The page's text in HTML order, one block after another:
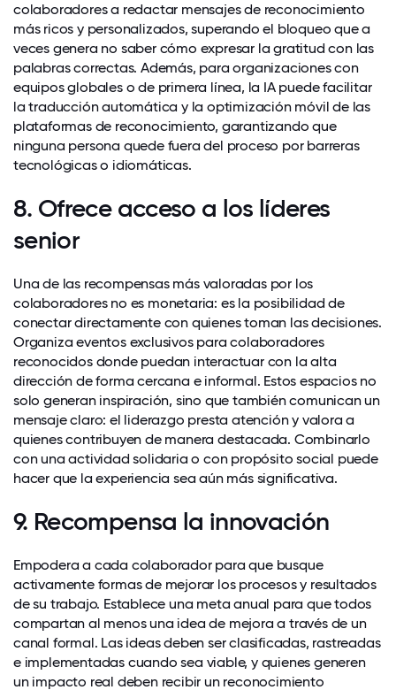
colaboradores a redactar mensajes de reconocimiento
más ricos y personalizados, superando el bloqueo que a
veces genera no saber cómo expresar la gratitud con las
palabras correctas. Además, para organizaciones con
equipos globales o de primera línea, la IA puede facilitar
la traducción automática y la optimización móvil de las
plataformas de reconocimiento, garantizando que
ninguna persona quede fuera del proceso por barreras
tecnológicas o idiomáticas.
8. Ofrece acceso a los líderes
senior
Una de las recompensas más valoradas por los
colaboradores no es monetaria: es la posibilidad de
conectar directamente con quienes toman las decisiones.
Organiza eventos exclusivos para colaboradores
reconocidos donde puedan interactuar con la alta
dirección de forma cercana e informal. Estos espacios no
solo generan inspiración, sino que también comunican un
mensaje claro: el liderazgo presta atención y valora a
quienes contribuyen de manera destacada. Combinarlo
con una actividad solidaria o con propósito social puede
hacer que la experiencia sea aún más significativa.
9. Recompensa la innovación
Empodera a cada colaborador para que busque
activamente formas de mejorar los procesos y resultados
de su trabajo. Establece una meta anual para que todos
compartan al menos una idea de mejora a través de un
canal formal. Las ideas deben ser clasificadas, rastreadas
e implementadas cuando sea viable, y quienes generen
un impacto real deben recibir un reconocimiento